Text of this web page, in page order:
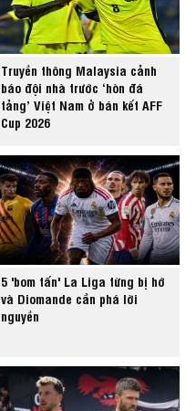
Truyền thông Malaysia cảnh
báo đội nhà trước ‘hòn đá
tảng’ Việt Nam ở bán kết AFF
Cup 2026
5 'bom tấn' La Liga từng bị hớ
và Diomande cần phá lời
nguyền